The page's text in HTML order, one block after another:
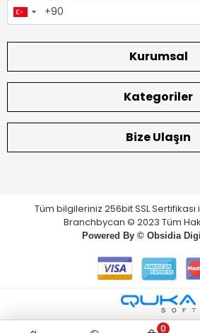
Kurumsal
Kategoriler
Bize Ulaşın
Tüm bilgileriniz 256bit SSL
Branchbycan © 2023 Tüm
Powered By © Obsidia
0